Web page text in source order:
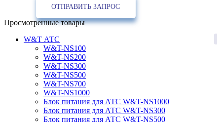
ОТПРАВИТЬ ЗАПРОС
Просмотренные товары
W&T АТС
W&T-NS100
W&T-NS200
W&T-NS300
W&T-NS500
W&T-NS700
W&T-NS1000
Блок питания для АТС W&T-NS1000
Блок питания для АТС W&T-NS300
Блок питания для АТС W&T-NS500